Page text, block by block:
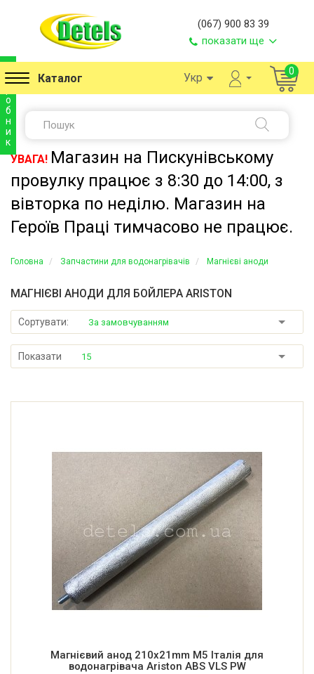
(067) 900 83 39
показати ще
Каталог Укр 0
УВАГА! Магазин на Пискунівському
провулку працює з 8:30 до 14:00, з
вівторка по неділю. Магазин на
Героїв Праці тимчасово не працює.
Головна Запчастини для водонагрівачів Магнієві аноди
МАГНІЄВІ АНОДИ ДЛЯ БОЙЛЕРА ARISTON
Сортувати: За замовчуванням
Показати 15
и
о
б
н
и
к
Магнієвий анод 210x21mm М5 Італія для
водонагрівача Ariston ABS VLS PW